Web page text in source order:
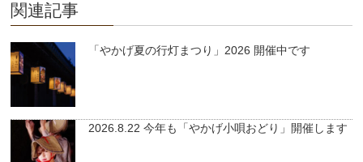
関連記事
「やかげ夏の行灯まつり」2026 開催中です
2026.8.22 今年も「やかげ小唄おどり」開催します